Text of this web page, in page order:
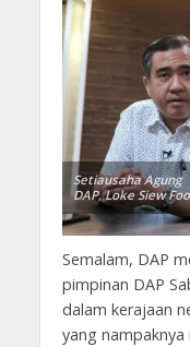
Setiausaha Agung
DAP, Loke Siew
Semalam, DAP
pimpinan DAP
dalam kerajaan
yang